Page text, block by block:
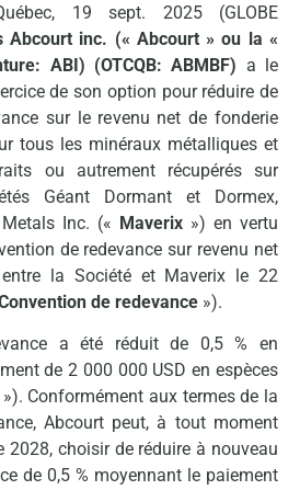
Québec, 19 sept. 2025 (GLOBE
Abcourt inc. (« Abcourt » ou la «
ABI) (OTCQB: ABMBF) a le
de son option pour réduire de
sur le revenu net de fonderie
tous les minéraux métalliques et
ou autrement récupérés sur
Géant Dormant et Dormex,
Inc. (« Maverix ») en vertu
de redevance sur revenu net
la Société et Maverix le 22
de redevance »).
a été réduit de 0,5 % en
de 2 000 000 USD en espèces
»). Conformément aux termes de la
Abcourt peut, à tout moment
2028, choisir de réduire à nouveau
de 0,5 % moyennant le paiement